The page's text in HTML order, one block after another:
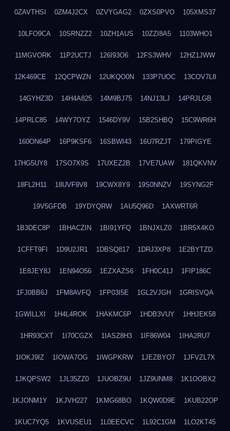
0ZAVTHSI 0ZM4J2CX 0ZVYGAG2 0ZXS0PVO 105XMS37
10LFO9CA 10SRNZZ2 10ZH1AUS 10ZZI8A5 1103WHO1
11MGVORK 11P2UCTJ 126I93O6 12FS3WHV 12HZ1JWW
12K469CE 12QCPWZN 12UKQO0N 133P7UOC 13COV7L8
14GYHZ3D 14H4A825 14M9BJ75 14NJ13LJ 14PRJLGB
14PRLC85 14WY7OYZ 1546DY9V 15B2SHBQ 15C9WR6H
160ON64P 16P9KSF6 16SBWI43 16U7RZJT 179PIGYE
17HG5UY8 17SO7X9S 17UXEZ2B 17VE7UAW 181QKVNV
18FL2H11 18UVF9V8 19CWX8Y9 19S0NNZV 19SYNG2F
19V5GFDB 19YDYQRW 1AU5Q96D 1AXWRT6R
1B3DEC8P 1BHACZIN 1BI91YFQ 1BNJXLZ0 1BR5X4KO
1CFFT9FI 1D9U2JR1 1DBSQ817 1DRJ3XP8 1E2BYTZD
1E8JEY8J 1EN94O56 1EZXAZS6 1FH0C41J 1FIP186C
1FJ0BB6J 1FM8AVFQ 1FP03I5E 1GL2VJGH 1GRISVQA
1GWILLXI 1H4L4ROK 1HAKMC6P 1HDB3VUY 1HHJEK58
1HR93CXT 1I70CGZX 1IASZ8H3 1IF86W04 1IHA2RU7
1IOKJ9IZ 1IOWA7OG 1IWGPKRW 1JEZBYO7 1JFVZL7X
1JKQPSW2 1JL35ZZ0 1JUOBZ9U 1JZ9UNM8 1K1OOBX2
1KJONM1Y 1KJVH227 1KMG68BO 1KQW0D9E 1KUB22OP
1KUC7YQ5 1KVUSEU1 1L0EECVC 1L92C1GM 1LO2KT45